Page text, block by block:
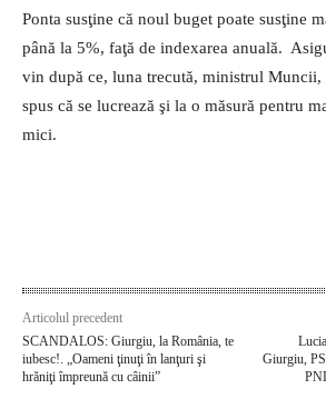
Ponta susţine că noul buget poate susţine
până la 5%, faţă de indexarea anuală.
vin după ce, luna trecută, ministrul Muncii,
spus că se lucrează şi la o măsură pentru
mici.
Articolul precedent
SCANDALOS: Giurgiu, la România, te
iubesc!. „Oameni ţinuţi în lanţuri şi
hrăniţi împreună cu câinii”
Giurgiu,